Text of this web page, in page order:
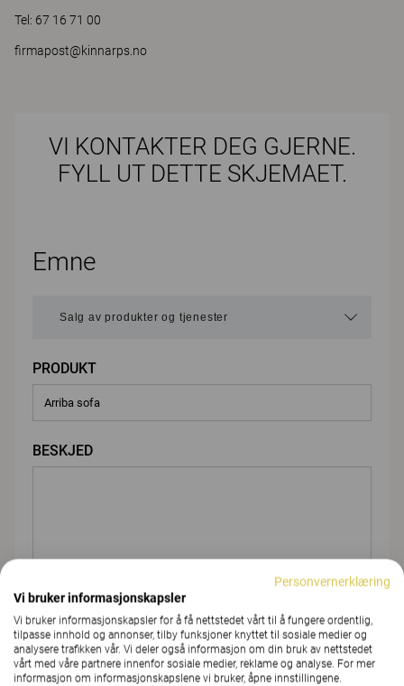
Tel: 67 16 71 00
firmapost@kinnarps.no
VI KONTAKTER DEG GJERNE.
FYLL UT DETTE SKJEMAET.
Emne
PRODUKT
BESKJED
LAST OPP VEDLEGG
Personvernerklæring
Vi bruker informasjonskapsler
Vi bruker informasjonskapsler for å få nettstedet vårt til å fungere ordentlig,
tilpasse innhold og annonser, tilby funksjoner knyttet til sosiale medier og
analysere trafikken vår. Vi deler også informasjon om din bruk av nettstedet
vårt med våre partnere innenfor sosiale medier, reklame og analyse. For mer
informasjon om informasjonskapslene vi bruker, åpne innstillingene.